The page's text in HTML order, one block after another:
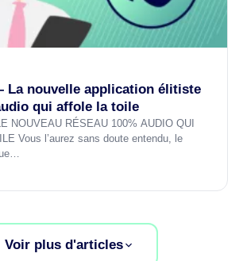
La nouvelle application élitiste
qui affole la toile
NOUVEAU RÉSEAU 100% AUDIO QUI
Vous l’aurez sans doute entendu, le
Voir plus d'articles